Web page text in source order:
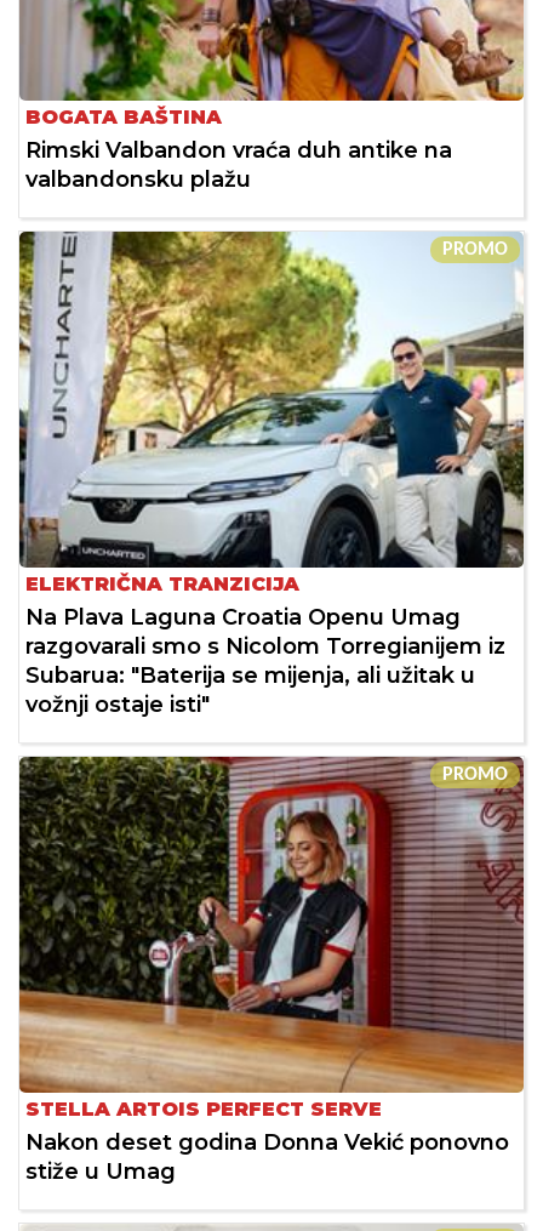
BOGATA BAŠTINA
Rimski Valbandon vraća duh antike na
valbandonsku plažu
PROMO
ELEKTRIČNA TRANZICIJA
Na Plava Laguna Croatia Openu Umag
razgovarali smo s Nicolom Torregianijem iz
Subarua: "Baterija se mijenja, ali užitak u
vožnji ostaje isti"
PROMO
STELLA ARTOIS PERFECT SERVE
Nakon deset godina Donna Vekić ponovno
stiže u Umag